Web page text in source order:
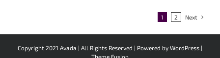
I
1 2 Next
Copyright 2021 Avada | All Rights Reserved | Powered by WordPress |
Theme Fusion